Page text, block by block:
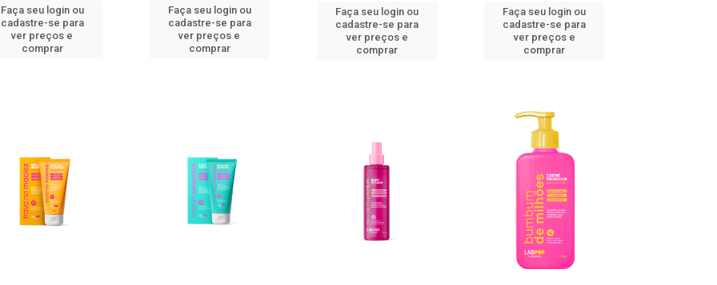
Faça seu login ou
cadastre-se para
ver preços e
comprar
Faça seu login ou
cadastre-se para
ver preços e
comprar
Faça seu login ou
cadastre-se para
ver preços e
comprar
Faça seu login ou
cadastre-se para
ver preços e
comprar